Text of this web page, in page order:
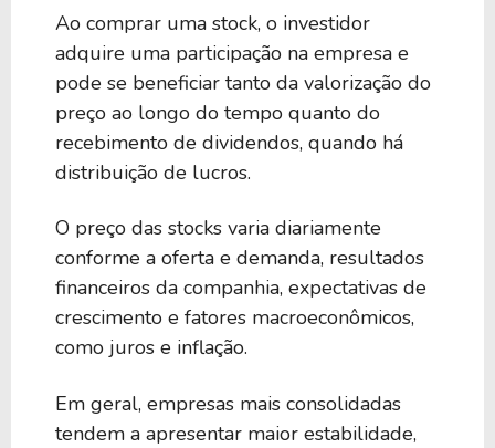
Ao comprar uma stock, o investidor
adquire uma participação na empresa e
pode se beneficiar tanto da valorização do
preço ao longo do tempo quanto do
recebimento de dividendos, quando há
distribuição de lucros.
O preço das stocks varia diariamente
conforme a oferta e demanda, resultados
financeiros da companhia, expectativas de
crescimento e fatores macroeconômicos,
como juros e inflação.
Em geral, empresas mais consolidadas
tendem a apresentar maior estabilidade,